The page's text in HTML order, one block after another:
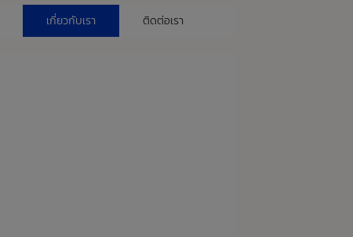
เกี่ยวกับเรา ติดต่อเรา